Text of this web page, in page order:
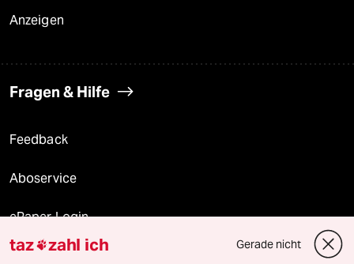
Anzeigen
Fragen & Hilfe
Feedback
Aboservice
ePaper Login
Downloads für Abonnierende
taz zahl ich Gerade nicht